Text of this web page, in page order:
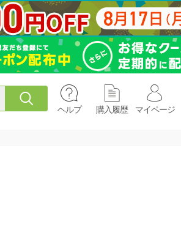
ヘルプ 購入履歴 マイページ